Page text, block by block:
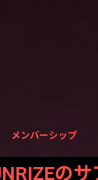
メンバーシップ
のサ